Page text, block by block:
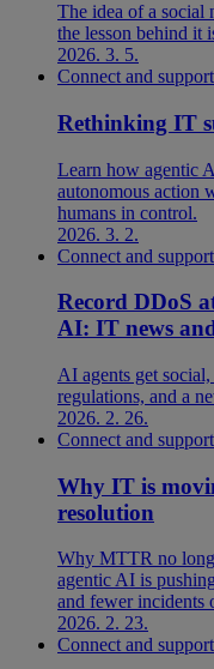
The idea of a social
the lesson behind it
2026. 3. 5.
Connect and
Rethinking IT
Learn how agentic
autonomous action
humans in control.
2026. 3. 2.
Connect and
Record DDoS
AI: IT news
AI agents get
regulations, and a
2026. 2. 26.
Connect and
Why IT is
resolution
Why MTTR no
agentic AI is
and fewer incidents
2026. 2. 23.
Connect and